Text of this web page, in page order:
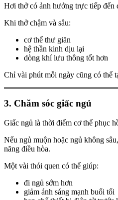
Hơi thở có ảnh hưởng trực tiếp đến
Khi thở chậm và sâu:
cơ thể thư giãn
hệ thần kinh dịu lại
dòng khí lưu thông tốt hơn
Chỉ vài phút mỗi ngày cũng có thể
3. Chăm sóc giấc ngủ
Giấc ngủ là thời điểm cơ thể phục
Nếu ngủ muộn hoặc ngủ không
năng điều hòa.
Một vài thói quen có thể giúp:
đi ngủ sớm hơn
giảm ánh sáng mạnh buổi tối